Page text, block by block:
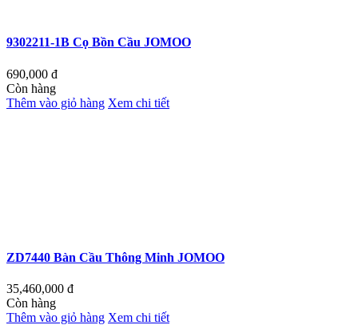
9302211-1B Cọ Bồn Cầu JOMOO
690,000 đ
Còn hàng
Thêm vào giỏ hàng Xem chi tiết
ZD7440 Bàn Cầu Thông Minh JOMOO
35,460,000 đ
Còn hàng
Thêm vào giỏ hàng Xem chi tiết